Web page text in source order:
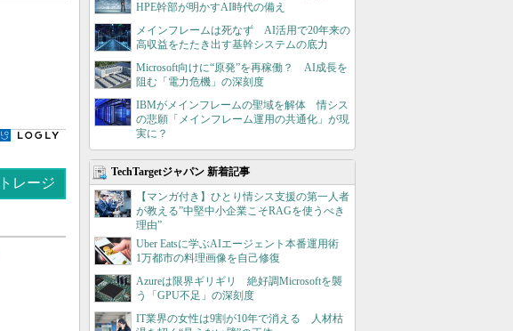
レージ
HPE幹部が明かすAI時代の備え
メインフレームは死なず AI活用で20年来の
高収益をたたき出す基幹システムの底力
Microsoft向けに“原発”を再稼働？ AI成長を
阻む「電力危機」の深刻度
IBMがメインフレームの聖域を解体 情シス
の悲願「メインフレーム運用の共通化」が現
実に？
TechTargetジャパン 新着記事
【マンガ付き】ひとり情シス支援の第一人者
が教える”中堅中小企業こそRAGを使うべき
理由”
Uber Eatsに学ぶAIエージェント本番運用術
1万都市の料理画像を自己修復
Azureは限界ギリギリ 絶好調Microsoftを襲
う「GPU不足」の深刻度
IT業界の女性は9割が10年で消える 人材枯